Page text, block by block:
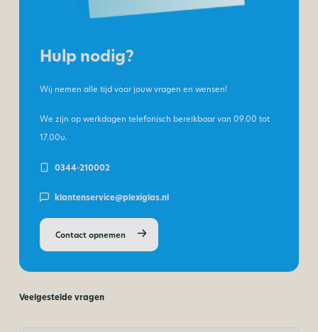
Hulp nodig?
Wij nemen alle tijd voor jouw vragen en wensen!
We zijn op werkdagen telefonisch bereikbaar van09.00 tot
17.00u.
0344-210002
klantenservice@plexiglas.nl
Contact opnemen
Veelgestelde vragen